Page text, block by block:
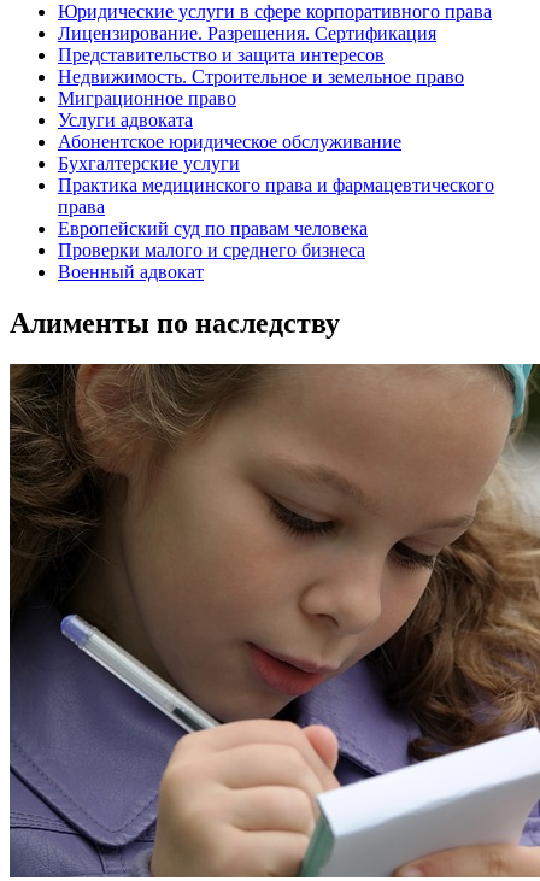
Юридические услуги в сфере корпоративного права
Лицензирование. Разрешения. Сертификация
Представительство и защита интересов
Недвижимость. Строительное и земельное право
Миграционное право
Услуги адвоката
Абонентское юридическое обслуживание
Бухгалтерские услуги
Практика медицинского права и фармацевтического
права
Европейский суд по правам человека
Проверки малого и среднего бизнеса
Военный адвокат
Алименты по наследству